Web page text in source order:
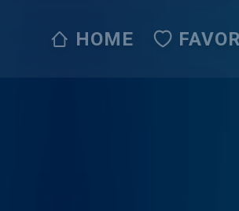
HOME